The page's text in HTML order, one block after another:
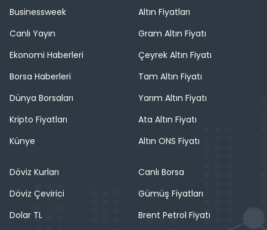
Businessweek
Canlı Yayın
Ekonomi Haberleri
Borsa Haberleri
Dünya Borsaları
Kripto Fiyatları
Künye
Altın Fiyatları
Gram Altın Fiyatı
Çeyrek Altın Fiyatı
Tam Altın Fiyatı
Yarım Altın Fiyatı
Ata Altın Fiyatı
Altın ONS Fiyatı
Döviz Kurları
Döviz Çevirici
Dolar TL
Canlı Borsa
Gümüş Fiyatları
Brent Petrol Fiyatı